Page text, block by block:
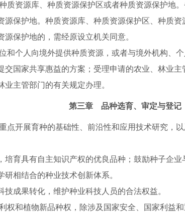
质资源库、种质资源保护区或者种质资源保护地
保护地。种质资源库、种质资源保护区、种质资
保护地的，需经原设立机关同意。
和个人向境外提供种质资源，或者与境外机构、
国家共享惠益的方案；受理申请的农业、林业
主管部门的有关规定办理。
第三章 品种选育、审定与登记
开展育种的基础性、前沿性和应用技术研究，
培育具有自主知识产权的优良品种；鼓励种子企
相结合的种业技术创新体系。
成果转化，维护种业科技人员的合法权益。
权和植物新品种权，除涉及国家安全、国家利益